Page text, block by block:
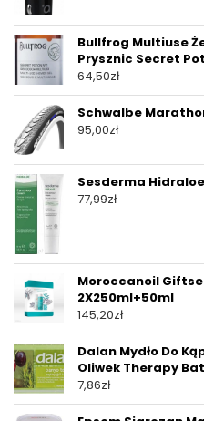
Bullfrog Multiuse
Prysznic Secret
64,50zł
Schwalbe
95,00zł
Sesderma
77,99zł
Moroccanoil
2X250ml+50ml
145,20zł
Dalan Mydło Do
Oliwek Therapy
7,86zł